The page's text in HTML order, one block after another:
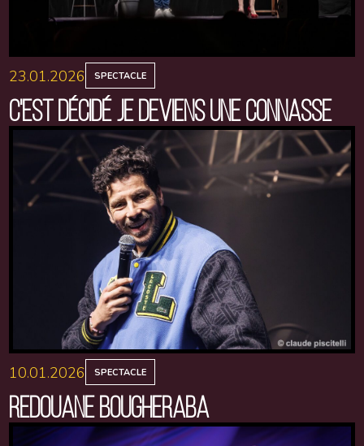
23.01.2026 SPECTACLE
C'EST DÉCIDÉ JE DEVIENS UNE CONNASSE
10.01.2026 SPECTACLE
REDOUANE BOUGHERABA